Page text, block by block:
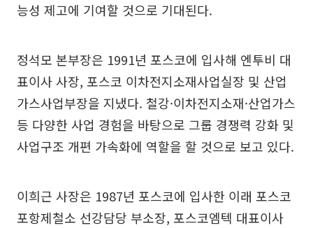
능성 제고에 기여할 것으로 기대된다.
정석모 본부장은 1991년 포스코에 입사해 엔투비 대
표이사 사장, 포스코 이차전지소재사업실장 및 산업
가스사업부장을 지냈다. 철강·이차전지소재·산업가스
등 다양한 사업 경험을 바탕으로 그룹 경쟁력 강화 및
사업구조 개편 가속화에 역할을 할 것으로 보고 있다.
이희근 사장은 1987년 포스코에 입사한 이래 포스코
포항제철소 선강담당 부소장, 포스코엠텍 대표이사